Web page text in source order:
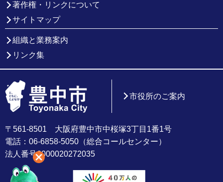
著作権・リンクについて
サイトマップ
組織と業務案内
リンク集
〒561-8501 大阪府豊中市中桜塚3丁目1番1号
電話：06-6858-5050（総合コールセンター）
法人番号6000020272035
市役所のご案内